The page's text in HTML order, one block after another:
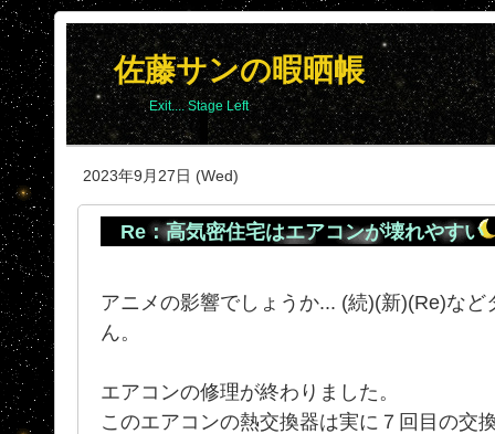
佐藤サンの暇晒帳
Exit.... Stage Left
2023年9月27日 (Wed)
Re：高気密住宅はエアコンが壊れやすい
アニメの影響でしょうか... (続)(新)(Re)な
ん。
エアコンの修理が終わりました。
このエアコンの熱交換器は実に７回目の交